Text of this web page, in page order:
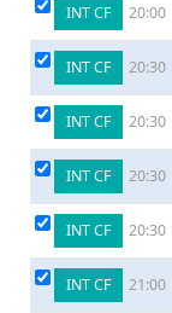
INT CF 20:00
INT CF 20:30
INT CF 20:30
INT CF 20:30
INT CF 20:30
INT CF 21:00